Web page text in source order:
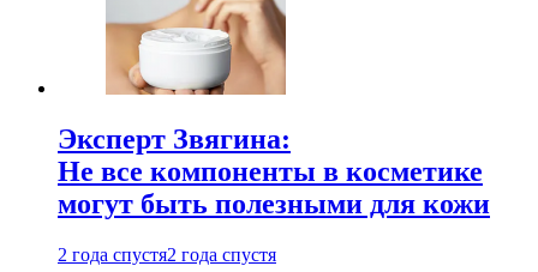
Эксперт Звягина:
Не все компоненты в косметике
могут быть полезными для кожи
2 года спустя2 года спустя